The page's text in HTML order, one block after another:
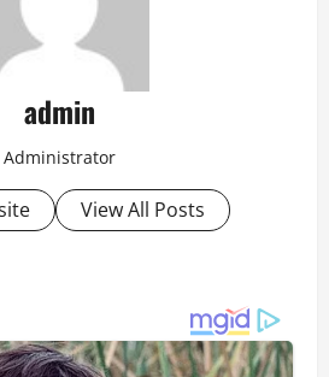
admin
Administrator
View All Posts